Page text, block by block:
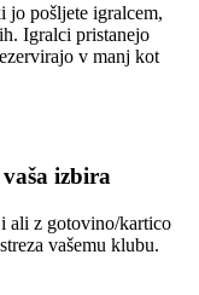
jo pošljete igralcem,
Igralci pristanejo
v manj kot
izbira
ali z gotovino/kartico
vašemu klubu.